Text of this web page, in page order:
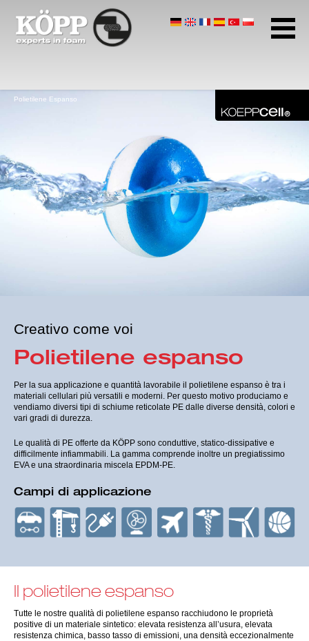
Gomma Alveolare
Polietilene Espanso
Download Center
Protezione dati
Termini e condizioni
Note
Creativo come voi
Polietilene espanso
Per la sua applicazione e quantità lavorabile il polietilene espanso è tra i
materiali cellulari più versatili e moderni. Per questo motivo produciamo e
vendiamo diversi tipi di schiume reticolate PE dalle diverse densità, colori e
vari gradi di durezza.
Le qualità di PE offerte da KÖPP sono conduttive, statico-dissipative e
difficilmente infiammabili. La gamma comprende inoltre un pregiatissimo
EVA e una straordinaria miscela EPDM-PE.
Campi di applicazione
Polietilene Espanso
Il polietilene espanso
Tutte le nostre qualità di polietilene espanso racchiudono le proprietà
positive di un materiale sintetico: elevata resistenza all’usura, elevata
resistenza chimica, basso tasso di emissioni, una densità eccezionalmente